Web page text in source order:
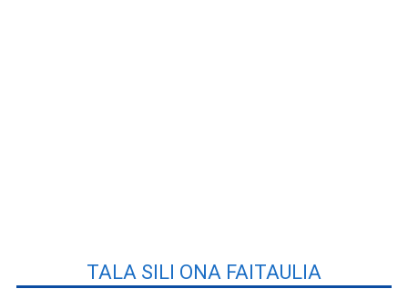
TALA SILI ONA FAITAULIA